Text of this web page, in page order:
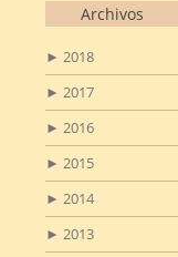
Archivos
► 2018
► 2017
► 2016
► 2015
► 2014
► 2013